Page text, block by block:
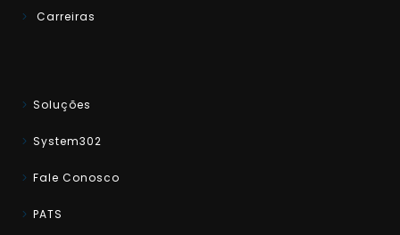
Carreiras
Soluções
System302
Fale Conosco
PATS